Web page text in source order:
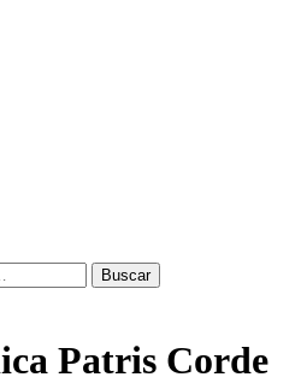
Buscar
Patris Corde